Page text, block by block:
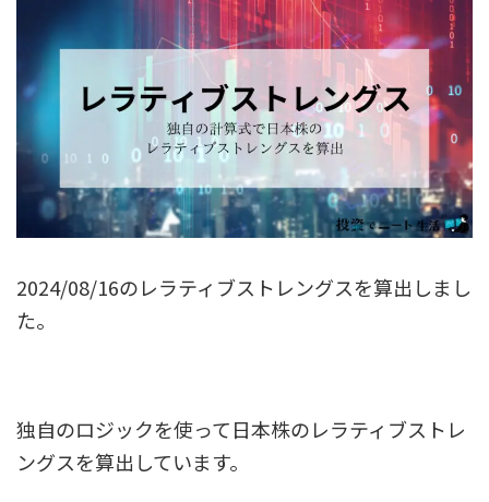
2024/08/16のレラティブストレングスを算出しまし
た。
独自のロジックを使って日本株のレラティブストレ
ングスを算出しています。